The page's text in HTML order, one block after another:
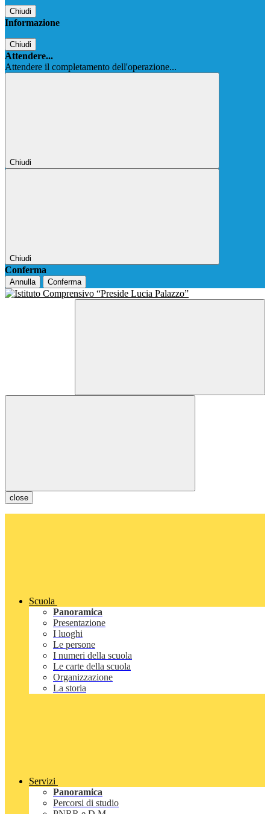
Chiudi
Informazione
Chiudi
Attendere...
Attendere il completamento dell'operazione...
Chiudi
Chiudi
Conferma
Annulla Conferma
close
Scuola
Panoramica
Presentazione
I luoghi
Le persone
I numeri della scuola
Le carte della scuola
Organizzazione
La storia
Servizi
Panoramica
Percorsi di studio